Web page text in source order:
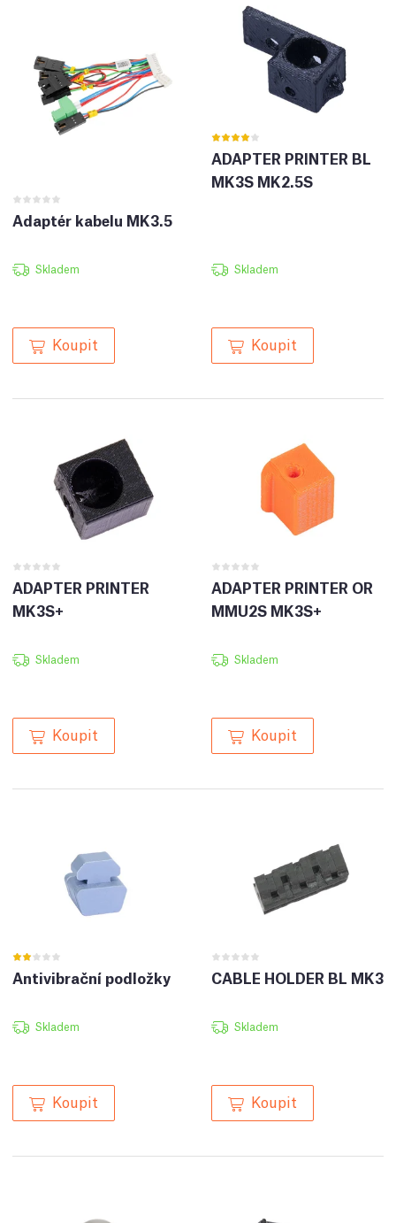
Adaptér kabelu MK3.5
Skladem
Koupit
ADAPTER PRINTER BL
MK3S MK2.5S
Skladem
Koupit
ADAPTER PRINTER
MK3S+
Skladem
Koupit
ADAPTER PRINTER OR
MMU2S MK3S+
Skladem
Koupit
Antivibrační podložky
Skladem
Koupit
CABLE HOLDER BL MK3
Skladem
Koupit